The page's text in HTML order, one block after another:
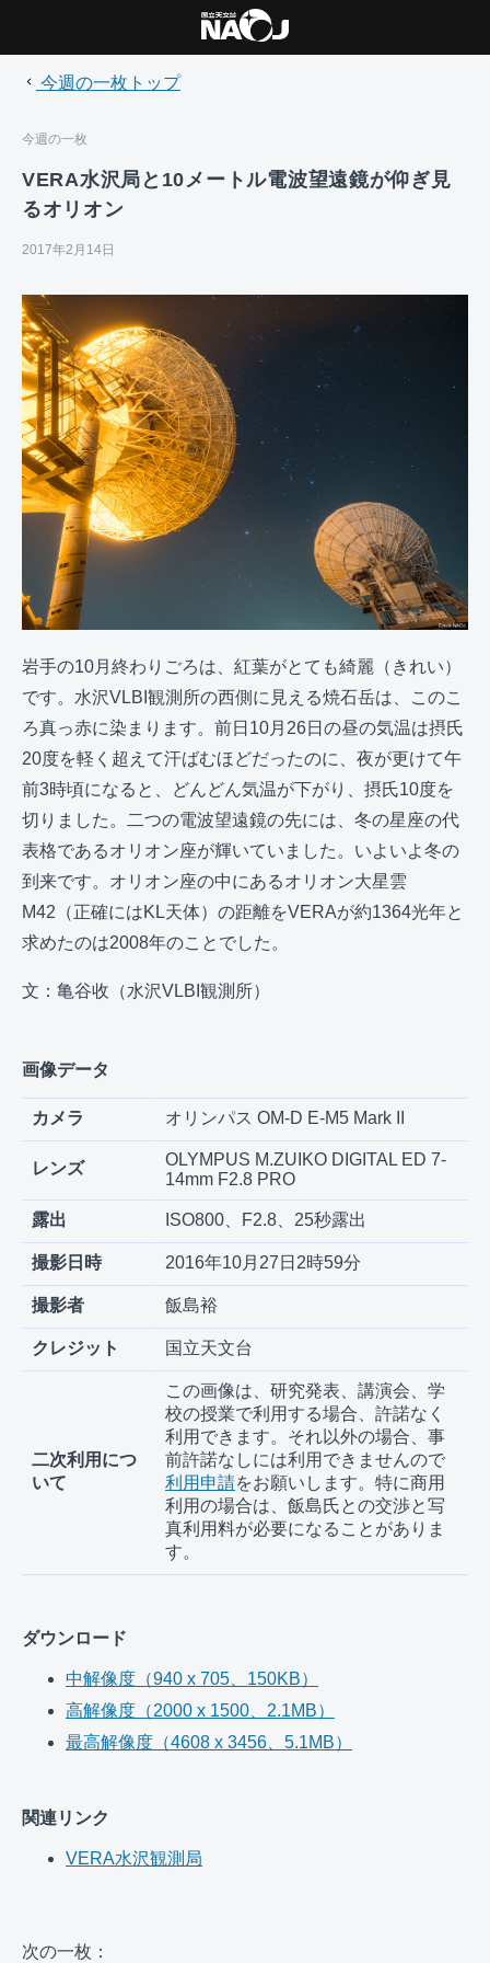
今週の一枚トップ
今週の一枚
VERA水沢局と10メートル電波望遠鏡が仰ぎ見
るオリオン
2017年2月14日
岩手の10月終わりごろは、紅葉がとても綺麗（きれい）
です。水沢VLBI観測所の西側に見える焼石岳は、このこ
ろ真っ赤に染まります。前日10月26日の昼の気温は摂氏
20度を軽く超えて汗ばむほどだったのに、夜が更けて午
前3時頃になると、どんどん気温が下がり、摂氏10度を
切りました。二つの電波望遠鏡の先には、冬の星座の代
表格であるオリオン座が輝いていました。いよいよ冬の
到来です。オリオン座の中にあるオリオン大星雲
M42（正確にはKL天体）の距離をVERAが約1364光年と
求めたのは2008年のことでした。
文：亀谷收（水沢VLBI観測所）
画像データ
カメラ オリンパス OM-D E-M5 Mark II
レンズ
OLYMPUS M.ZUIKO DIGITAL ED 7-
14mm F2.8 PRO
露出 ISO800、F2.8、25秒露出
撮影日時 2016年10月27日2時59分
撮影者 飯島裕
クレジット 国立天文台
二次利用につ
いて
この画像は、研究発表、講演会、学
校の授業で利用する場合、許諾なく
利用できます。それ以外の場合、事
前許諾なしには利用できませんので
利用申請をお願いします。特に商用
利用の場合は、飯島氏との交渉と写
真利用料が必要になることがありま
す。
ダウンロード
中解像度（940 x 705、150KB）
高解像度（2000 x 1500、2.1MB）
最高解像度（4608 x 3456、5.1MB）
関連リンク
VERA水沢観測局
次の一枚：